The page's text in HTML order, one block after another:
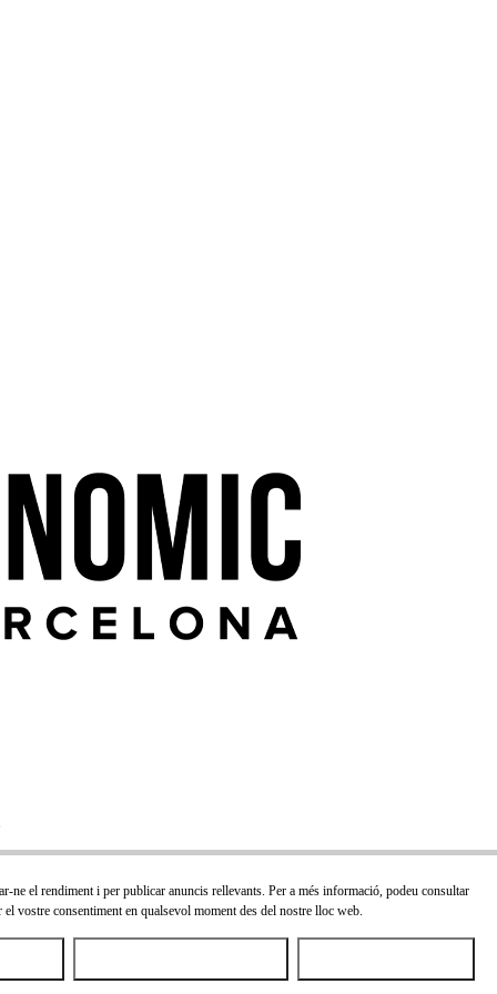
ne el rendiment i per publicar anuncis rellevants. Per a més informació, podeu consultar
vostre consentiment en qualsevol moment des del nostre lloc web.